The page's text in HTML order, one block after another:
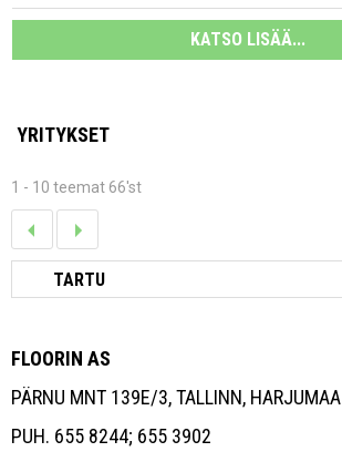
KATSO LISÄÄ...
YRITYKSET
1 - 10 teemat 66'st
FLOORIN AS
PÄRNU MNT 139E/3, TALLINN, HARJUMAA
PUH. 655 8244; 655 3902